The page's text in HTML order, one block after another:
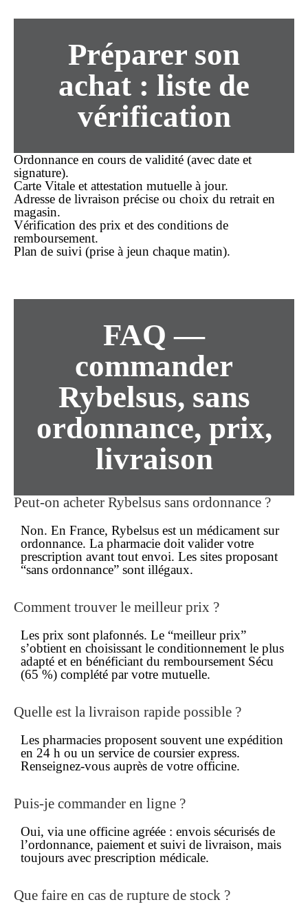
Préparer son
achat : liste de
vérification
Ordonnance en cours de validité (avec date et
signature).
Carte Vitale et attestation mutuelle à jour.
Adresse de livraison précise ou choix du retrait en
magasin.
Vérification des prix et des conditions de
remboursement.
Plan de suivi (prise à jeun chaque matin).
FAQ —
commander
Rybelsus, sans
ordonnance, prix,
livraison
Peut-on acheter Rybelsus sans ordonnance ?
Non. En France, Rybelsus est un médicament sur
ordonnance. La pharmacie doit valider votre
prescription avant tout envoi. Les sites proposant
“sans ordonnance” sont illégaux.
Comment trouver le meilleur prix ?
Les prix sont plafonnés. Le “meilleur prix”
s’obtient en choisissant le conditionnement le plus
adapté et en bénéficiant du remboursement Sécu
(65 %) complété par votre mutuelle.
Quelle est la livraison rapide possible ?
Les pharmacies proposent souvent une expédition
en 24 h ou un service de coursier express.
Renseignez-vous auprès de votre officine.
Puis-je commander en ligne ?
Oui, via une officine agréée : envois sécurisés de
l’ordonnance, paiement et suivi de livraison, mais
toujours avec prescription médicale.
Que faire en cas de rupture de stock ?